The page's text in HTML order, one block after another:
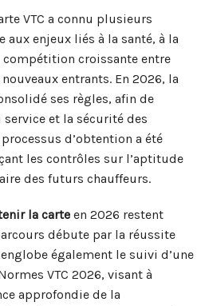
VTC a connu plusieurs
aux enjeux liés à la santé, à la
croissante entre
entrants. En 2026, la
ses règles, afin de
et la sécurité des
d’obtention a été
les contrôles sur l’aptitude
des futurs chauffeurs.
la carte en 2026 restent
débute par la réussite
englobe également le suivi d’une
VTC 2026, visant à
approfondie de la